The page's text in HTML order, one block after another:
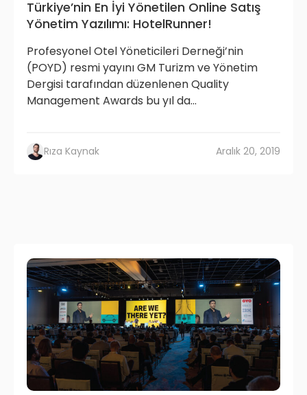
Türkiye’nin En İyi Yönetilen Online Satış
Yönetim Yazılımı: HotelRunner!
Profesyonel Otel Yöneticileri Derneği’nin
(POYD) resmi yayını GM Turizm ve Yönetim
Dergisi tarafından düzenlenen Quality
Management Awards bu yıl da...
Rıza Kaynak Aralık 20, 2019